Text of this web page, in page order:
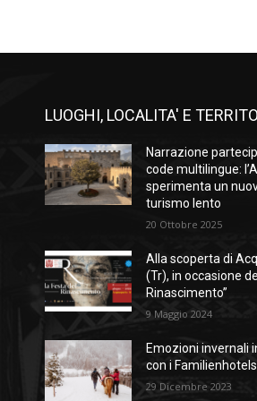
LUOGHI, LOCALITA' E
Narrazione
code multilingue:
sperimenta un
turismo lento
20 Ottobre 2025
Alla scoperta di
(Tr), in occasione
Rinascimento”
9 Maggio 2024
Emozioni invernali
con i
29 Dicembre 2023